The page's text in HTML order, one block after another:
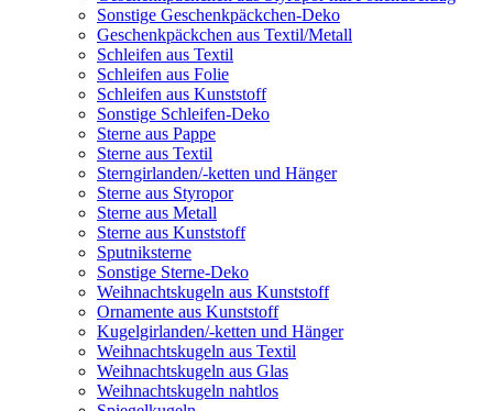
Sonstige Geschenkpäckchen-Deko
Geschenkpäckchen aus Textil/Metall
Schleifen aus Textil
Schleifen aus Folie
Schleifen aus Kunststoff
Sonstige Schleifen-Deko
Sterne aus Pappe
Sterne aus Textil
Sterngirlanden/-ketten und Hänger
Sterne aus Styropor
Sterne aus Metall
Sterne aus Kunststoff
Sputniksterne
Sonstige Sterne-Deko
Weihnachtskugeln aus Kunststoff
Ornamente aus Kunststoff
Kugelgirlanden/-ketten und Hänger
Weihnachtskugeln aus Textil
Weihnachtskugeln aus Glas
Weihnachtskugeln nahtlos